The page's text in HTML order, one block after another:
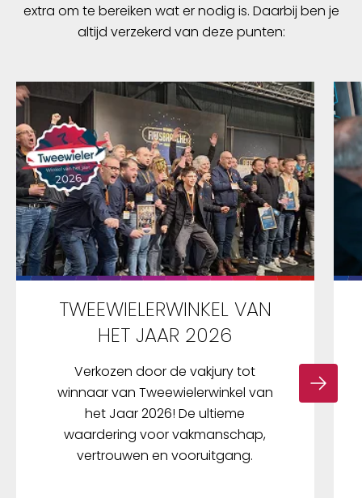
extra om te bereiken wat er nodig is. Daarbij ben je
altijd verzekerd van deze punten:
TWEEWIELERWINKEL VAN
HET JAAR 2026
Verkozen door de vakjury tot
winnaar van Tweewielerwinkel van
het Jaar 2026! De ultieme
waardering voor vakmanschap,
vertrouwen en vooruitgang.